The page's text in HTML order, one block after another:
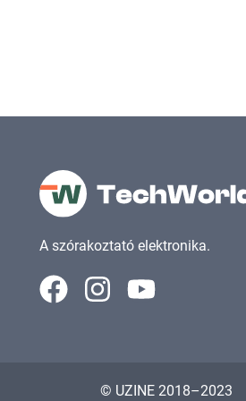
A szórakoztató elektronika.
© UZINE 2018–2023